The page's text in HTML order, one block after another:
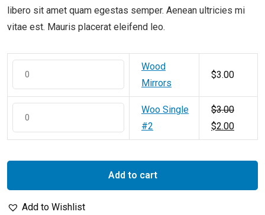
libero sit amet quam egestas semper. Aenean ultricies mi
vitae est. Mauris placerat eleifend leo.
Wood
Mirrors
$3.00
Woo Single
#2
$3.00
$2.00
Add to cart
Add to Wishlist